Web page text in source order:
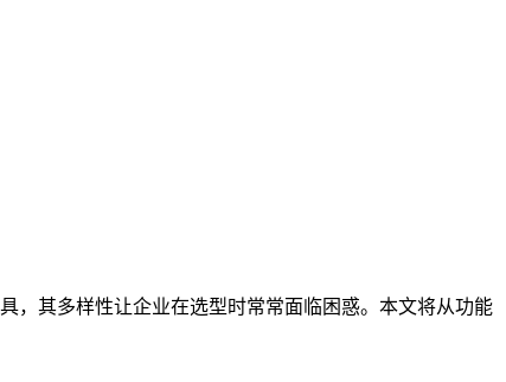
，其多样性让企业在选型时常常面临困惑。本文将从功能